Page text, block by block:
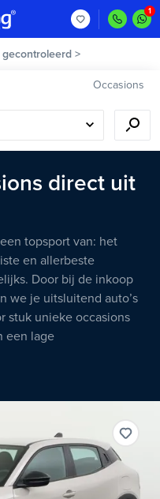
>
Occasions
direct uit
topsport van: het
en allerbeste
Door bij de inkoop
we je uitsluitend auto’s
stuk unieke occasions
een lage